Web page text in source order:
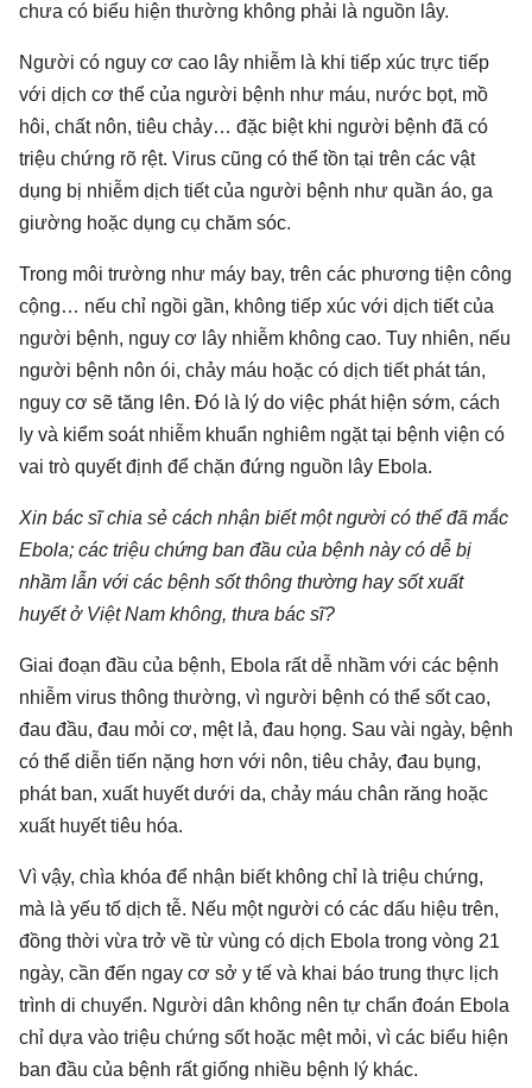
chưa có biểu hiện thường không phải là nguồn lây.
Người có nguy cơ cao lây nhiễm là khi tiếp xúc trực tiếp
với dịch cơ thể của người bệnh như máu, nước bọt, mồ
hôi, chất nôn, tiêu chảy… đặc biệt khi người bệnh đã có
triệu chứng rõ rệt. Virus cũng có thể tồn tại trên các vật
dụng bị nhiễm dịch tiết của người bệnh như quần áo, ga
giường hoặc dụng cụ chăm sóc.
Trong môi trường như máy bay, trên các phương tiện công
cộng… nếu chỉ ngồi gần, không tiếp xúc với dịch tiết của
người bệnh, nguy cơ lây nhiễm không cao. Tuy nhiên, nếu
người bệnh nôn ói, chảy máu hoặc có dịch tiết phát tán,
nguy cơ sẽ tăng lên. Đó là lý do việc phát hiện sớm, cách
ly và kiểm soát nhiễm khuẩn nghiêm ngặt tại bệnh viện có
vai trò quyết định để chặn đứng nguồn lây Ebola.
Xin bác sĩ chia sẻ cách nhận biết một người có thể đã mắc
Ebola; các triệu chứng ban đầu của bệnh này có dễ bị
nhầm lẫn với các bệnh sốt thông thường hay sốt xuất
huyết ở Việt Nam không, thưa bác sĩ?
Giai đoạn đầu của bệnh, Ebola rất dễ nhầm với các bệnh
nhiễm virus thông thường, vì người bệnh có thể sốt cao,
đau đầu, đau mỏi cơ, mệt lả, đau họng. Sau vài ngày, bệnh
có thể diễn tiến nặng hơn với nôn, tiêu chảy, đau bụng,
phát ban, xuất huyết dưới da, chảy máu chân răng hoặc
xuất huyết tiêu hóa.
Vì vậy, chìa khóa để nhận biết không chỉ là triệu chứng,
mà là yếu tố dịch tễ. Nếu một người có các dấu hiệu trên,
đồng thời vừa trở về từ vùng có dịch Ebola trong vòng 21
ngày, cần đến ngay cơ sở y tế và khai báo trung thực lịch
trình di chuyển. Người dân không nên tự chẩn đoán Ebola
chỉ dựa vào triệu chứng sốt hoặc mệt mỏi, vì các biểu hiện
ban đầu của bệnh rất giống nhiều bệnh lý khác.